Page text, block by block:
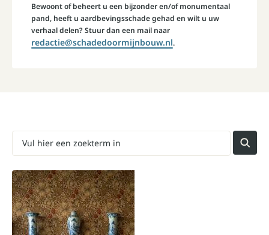
Bewoont of beheert u een bijzonder en/of monumentaal
pand, heeft u aardbevingsschade gehad en wilt u uw
verhaal delen? Stuur dan een mail naar
redactie@schadedoormijnbouw.nl.